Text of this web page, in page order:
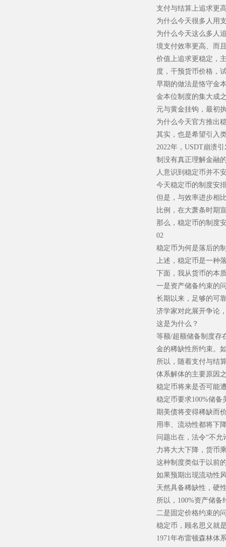
支付与结算上追求更
为什么今天很多人用
为什么今天这么多人
境支付效率更高、而
价值上追求更稳定，
度，干预货币价格，
早期的做法是恪守金
金本位制度的集大成
元与黄金挂钩，最初
为什么今天官方推出
其实，也是希望引入
2022年，USDT崩溃
制没有真正理解金融
人意识到稳定币并不
今天稳定币的制度安
但是，与效率进步相
比例，在大萧条时期
那么，稳定币的制度
02
稳定币为何是落后的
上述，稳定币是一种
下面，我从货币的本
一是资产储备约束的
长期以来，足够的可
济学家对此展开争论
这是为什么？
等额/超额储备制度存
金的稀缺性所约束。
所以，随着支付与结
体系解体的主要原因
稳定币将来是否可能
稳定币要求100%储
期美债将变得稀缺而
用率、流动性都将下
问题出在，法令“不
力将大大下降，货币
这种制度类似于以前
如果预期出现流动性
天然具备稀缺性，硬
所以，100%资产储
二是固定价格约束的
稳定币，顾名思义就
1971年布雷顿森林体